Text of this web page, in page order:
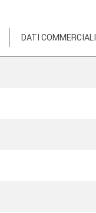
DATI COMMERCIALI